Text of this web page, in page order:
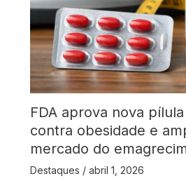
FDA aprova nova
contra obesidade e
mercado do
Destaques / abril 1, 2026